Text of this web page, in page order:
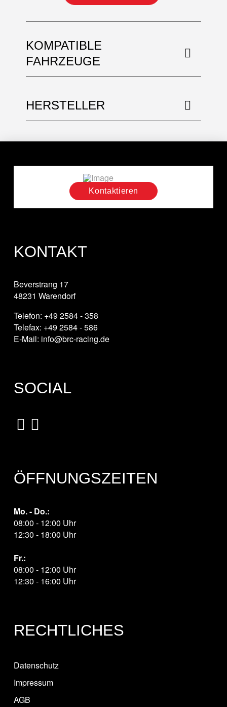
KOMPATIBLE
FAHRZEUGE
HERSTELLER
Kontaktieren
KONTAKT
Beverstrang 17
48231 Warendorf
Telefon: +49 2584 - 358
Telefax: +49 2584 - 586
E-Mail: info@brc-racing.de
SOCIAL
ÖFFNUNGSZEITEN
Mo. - Do.:
08:00 - 12:00 Uhr
12:30 - 18:00 Uhr
Fr.:
08:00 - 12:00 Uhr
12:30 - 16:00 Uhr
RECHTLICHES
Datenschutz
Impressum
AGB